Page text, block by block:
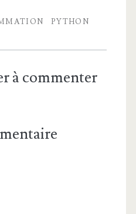
PYTHON
à commenter